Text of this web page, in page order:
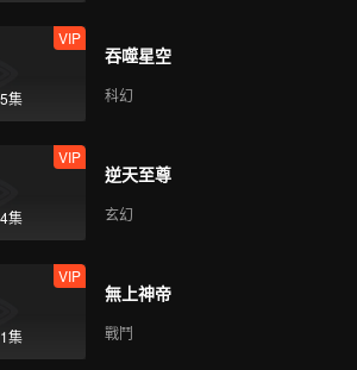
集
VIP
吞噬星空
科幻
集
VIP
逆天至尊
玄幻
集
VIP
無上神帝
戰鬥